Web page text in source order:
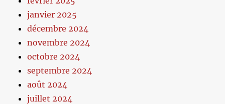
janvier 2025
décembre 2024
novembre 2024
octobre 2024
septembre 2024
août 2024
juillet 2024